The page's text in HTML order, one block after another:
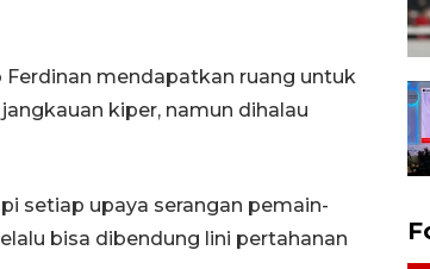
mendapatkan ruang untuk
kiper, namun dihalau
setiap upaya serangan pemain-
bisa dibendung lini pertahanan